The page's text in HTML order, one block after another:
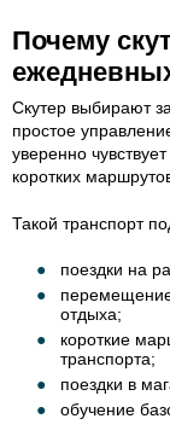
Почему
Скутер выбирают
простое
уверенно
коротких
Такой транспорт
поездки на
отдыха;
короткие
транспорта;
поездки в
обучение